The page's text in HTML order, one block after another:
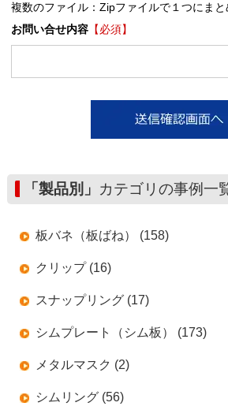
複数のファイル：Zipファイルで１つにまと
お問い合せ内容【必須】
「製品別」 カテゴリの事例一
板バネ（板ばね） (158)
クリップ (16)
スナップリング (17)
シムプレート（シム板） (173)
メタルマスク (2)
シムリング (56)